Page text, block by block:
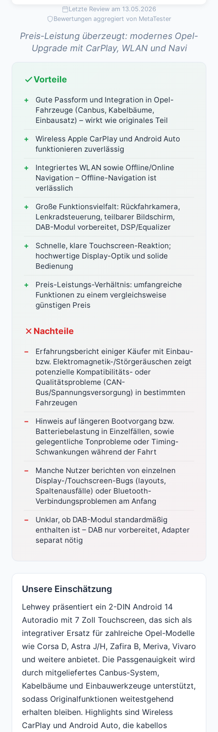
Letzte Review am 13.05.2026
Bewertungen aggregiert von MetaTester
Preis-Leistung überzeugt: modernes Opel-
Upgrade mit CarPlay, WLAN und Navi
Vorteile
Gute Passform und Integration in Opel-
Fahrzeuge (Canbus, Kabelbäume,
Einbausatz) – wirkt wie originales Teil
Wireless Apple CarPlay und Android Auto
funktionieren zuverlässig
Integriertes WLAN sowie Offline/Online
Navigation – Offline-Navigation ist
verlässlich
Große Funktionsvielfalt: Rückfahrkamera,
Lenkradsteuerung, teilbarer Bildschirm,
DAB-Modul vorbereitet, DSP/Equalizer
Schnelle, klare Touchscreen-Reaktion;
hochwertige Display-Optik und solide
Bedienung
Preis-Leistungs-Verhältnis: umfangreiche
Funktionen zu einem vergleichsweise
günstigen Preis
Nachteile
Erfahrungsbericht einiger Käufer mit Einbau-
bzw. Elektromagnetik-/Störgeräuschen zeigt
potenzielle Kompatibilitäts- oder
Qualitätsprobleme (CAN-
Bus/Spannungsversorgung) in bestimmten
Fahrzeugen
Hinweis auf längeren Bootvorgang bzw.
Batteriebelastung in Einzelfällen, sowie
gelegentliche Tonprobleme oder Timing-
Schwankungen während der Fahrt
Manche Nutzer berichten von einzelnen
Display-/Touchscreen-Bugs (layouts,
Spaltenausfälle) oder Bluetooth-
Verbindungsproblemen am Anfang
Unklar, ob DAB-Modul standardmäßig
enthalten ist – DAB nur vorbereitet, Adapter
separat nötig
Unsere Einschätzung
Lehwey präsentiert ein 2-DIN Android 14
Autoradio mit 7 Zoll Touchscreen, das sich als
integrativer Ersatz für zahlreiche Opel-Modelle
wie Corsa D, Astra J/H, Zafira B, Meriva, Vivaro
und weitere anbietet. Die Passgenauigkeit wird
durch mitgeliefertes Canbus-System,
Kabelbäume und Einbauwerkzeuge unterstützt,
sodass Originalfunktionen weitestgehend
erhalten bleiben. Highlights sind Wireless
CarPlay und Android Auto, die kabellos